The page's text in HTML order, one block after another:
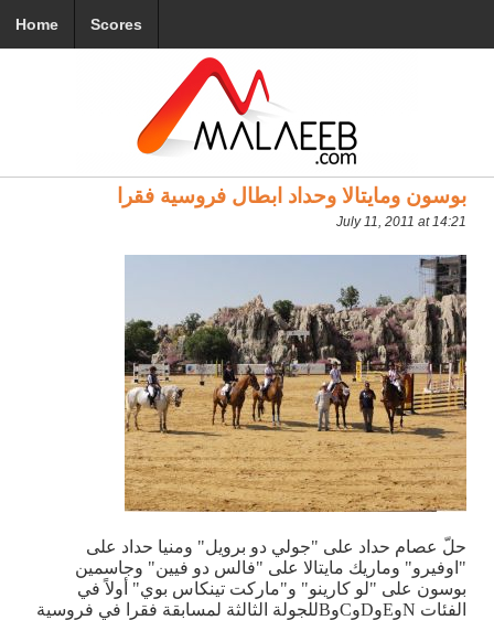
Home Scores
بوسون ومايتالا وحداد ابطال فروسية فقرا
July 11, 2011 at 14:21
حلّ عصام حداد على "جولي دو برويل" ومنيا حداد على
"اوفيرو" وماريك مايتالا على "فالس دو فيين" وجاسمين
بوسون على "لو كارينو" و"ماركت تينكاس بوي" أولاً في
الفئات NوEوDوCوBللجولة الثالثة لمسابقة فقرا في فروسية